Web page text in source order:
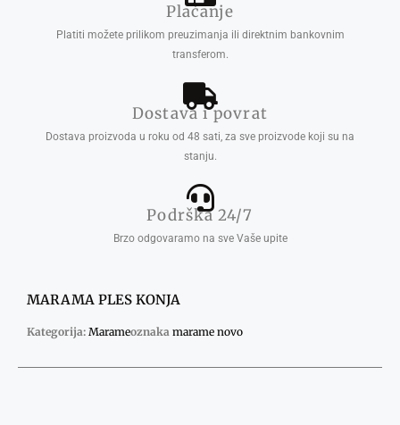
Plaćanje
Platiti možete prilikom preuzimanja ili direktnim bankovnim
transferom.
Dostava i povrat
Dostava proizvoda u roku od 48 sati, za sve proizvode koji su na
stanju.
Podrška 24/7
Brzo odgovaramo na sve Vaše upite
MARAMA PLES KONJA
Kategorija: Marameoznaka marame novo